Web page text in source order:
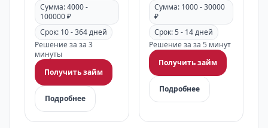
Сумма: 4000 -
100000 ₽
Срок: 10 - 364 дней
Решение за за 3
минуты
Получить займ
Подробнее
Сумма: 1000 - 30000
₽
Срок: 5 - 14 дней
Решение за за 5 минут
Получить займ
Подробнее